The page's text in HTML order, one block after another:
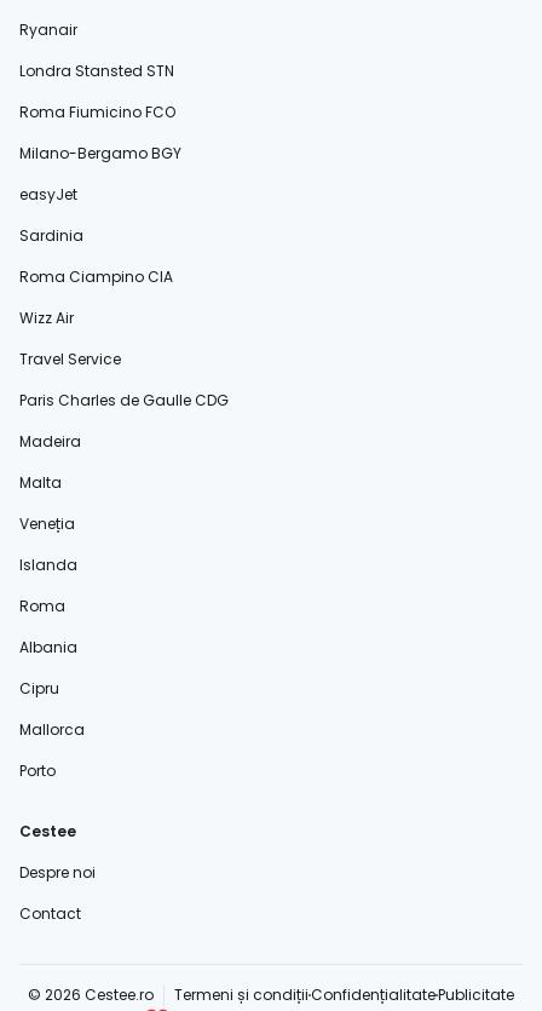
Ryanair
Londra Stansted STN
Roma Fiumicino FCO
Milano-Bergamo BGY
easyJet
Sardinia
Roma Ciampino CIA
Wizz Air
Travel Service
Paris Charles de Gaulle CDG
Madeira
Malta
Veneția
Islanda
Roma
Albania
Cipru
Mallorca
Porto
Cestee
Despre noi
Contact
© 2026 Cestee.ro Termeni și condițiiConfidențialitatePublicitate